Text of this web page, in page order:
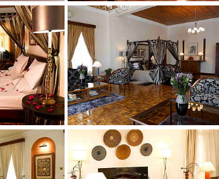
Show larger version
Show larger version